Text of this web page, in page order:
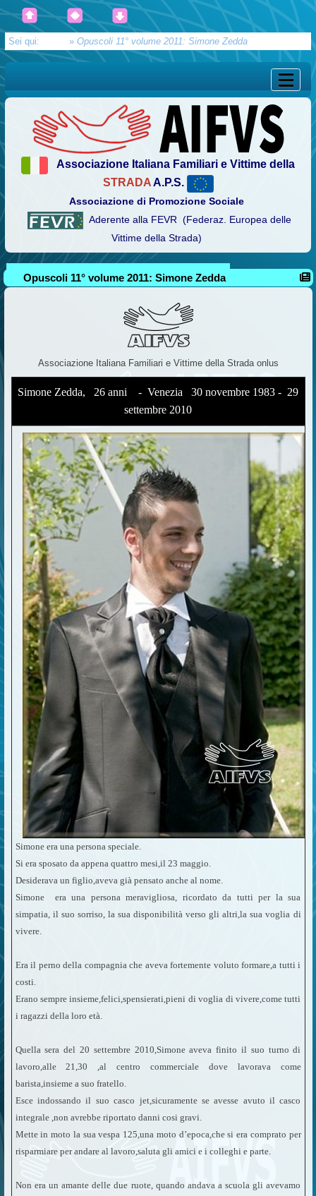
Sei qui: » Opuscoli 11° volume 2011: Simone Zedda
Associazione Italiana Familiari e Vittime della
STRADAA.P.S.
Associazione di Promozione Sociale
Aderente alla FEVR (Federaz. Europea delle
Vittime della Strada)
Opuscoli 11° volume 2011: Simone Zedda
Associazione Italiana Familiari e Vittime della Strada onlus
Simone Zedda, 26 anni - Venezia 30 novembre 1983 - 29
settembre 2010
Simone era una persona speciale.
Si era sposato da appena quattro mesi,il 23 maggio.
Desiderava un figlio,aveva già pensato anche al nome.
Simone era una persona meravigliosa, ricordato da tutti per la sua
simpatia, il suo sorriso, la sua disponibilità verso gli altri,la sua voglia di
vivere.
Era il perno della compagnia che aveva fortemente voluto formare,a tutti i
costi.
Erano sempre insieme,felici,spensierati,pieni di voglia di vivere,come tutti
i ragazzi della loro età.
Quella sera del 20 settembre 2010,Simone aveva finito il suo turno di
lavoro,alle 21,30 ,al centro commerciale dove lavorava come
barista,insieme a suo fratello.
Esce indossando il suo casco jet,sicuramente se avesse avuto il casco
integrale ,non avrebbe riportato danni cosi gravi.
Mette in moto la sua vespa 125,una moto d’epoca,che si era comprato per
risparmiare per andare al lavoro,saluta gli amici e i colleghi e parte.
Non era un amante delle due ruote, quando andava a scuola gli avevamo